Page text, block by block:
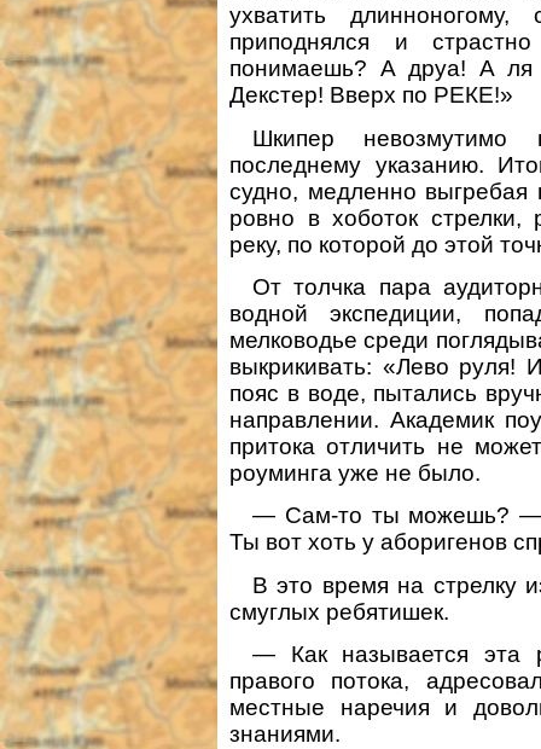
ухватить длинноногому,
приподнялся и
понимаешь? А друа! А ля
Декстер! Вверх по РЕКЕ!»
Шкипер невозмутимо
последнему указанию.
судно, медленно выгребая
ровно в хоботок
реку, по которой до этой
От толчка пара
водной экспедиции,
мелководье среди
выкрикивать: «Лево
пояс в воде, пытались
направлении. Академик
притока отличить не
роуминга уже не было.
— Сам-то ты можешь? —
Ты вот хоть у аборигенов
В это время на стрелку
смуглых ребятишек.
— Как называется эта
правого потока,
местные наречия и
знаниями.